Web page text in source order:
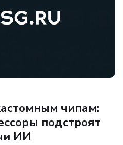
чипам:
подстроят
ИИ